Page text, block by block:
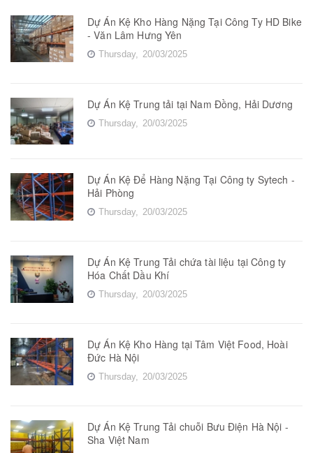
Dự Án Kệ Kho Hàng Nặng Tại Công Ty HD Bike
- Văn Lâm Hưng Yên
Thursday, 20/03/2025
Dự Án Kệ Trung tải tại Nam Đồng, Hải Dương
Thursday, 20/03/2025
Dự Án Kệ Để Hàng Nặng Tại Công ty Sytech -
Hải Phòng
Thursday, 20/03/2025
Dự Án Kệ Trung Tải chứa tài liệu tại Công ty
Hóa Chất Dầu Khí
Thursday, 20/03/2025
Dự Án Kệ Kho Hàng tại Tâm Việt Food, Hoài
Đức Hà Nội
Thursday, 20/03/2025
Dự Án Kệ Trung Tải chuỗi Bưu Điện Hà Nội -
Sha Việt Nam